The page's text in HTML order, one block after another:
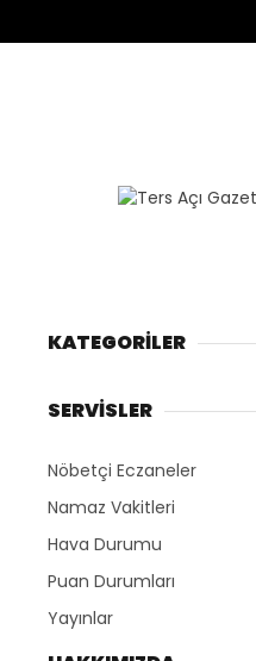
KATEGORİLER
SERVİSLER
Nöbetçi Eczaneler
Namaz Vakitleri
Hava Durumu
Puan Durumları
Yayınlar